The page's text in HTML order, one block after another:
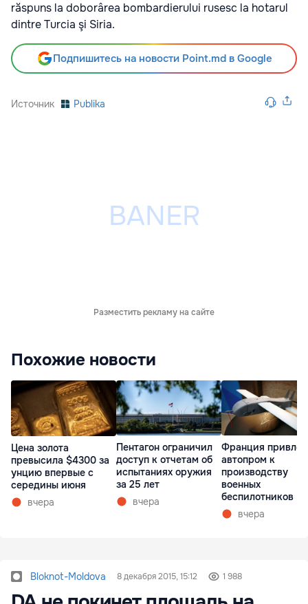
răspuns la doborârea bombardierului rusesc la hotarul
dintre Turcia şi Siria.
Подпишитесь на новости Point.md в Google
Источник Publika
Разместить рекламу на сайте
Похожие новости
Цена золота
превысила $4300 за
унцию впервые с
середины июня
вчера
Пентагон ограничил
доступ к отчетам об
испытаниях оружия
за 25 лет
вчера
Франция
автопром к
производству
военных
беспилотников
вчера
Bloknot-Moldova 8 декабря 2015, 15:12 1 988